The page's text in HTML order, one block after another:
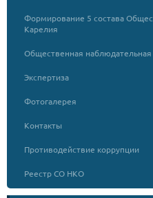
Формирование 5 состава
Карелия
Общественная
Экспертиза
Фотогалерея
Контакты
Противодействие коррупции
Реестр СО НКО